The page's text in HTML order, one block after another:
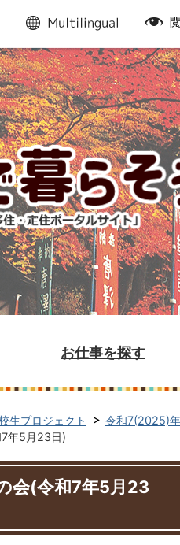
multilingual
閲
支
援
お仕事を探す
生プロジェクト
令和7(2025)
7年5月23日)
会(令和7年5月23